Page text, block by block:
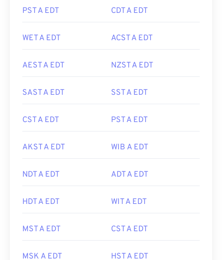
PST A EDT CDT A EDT
WET A EDT ACST A EDT
AEST A EDT NZST A EDT
SAST A EDT SST A EDT
CST A EDT PST A EDT
AKST A EDT WIB A EDT
NDT A EDT ADT A EDT
HDT A EDT WIT A EDT
MST A EDT CST A EDT
MSK A EDT HST A EDT